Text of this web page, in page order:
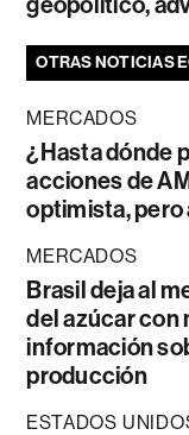
OTRAS NOTICIAS
MERCADOS
¿Hasta dónde
acciones de
optimista,
MERCADOS
Brasil deja al
del azúcar con
información
producción
ESTADOS